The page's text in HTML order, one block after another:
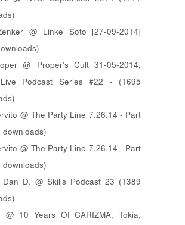
@ Linke Soto [27-09-2014]
@ Proper's Cult 31-05-2014,
Podcast Series #22 - (1695
@ The Party Line 7.26.14 - Part
downloads)
@ The Party Line 7.26.14 - Part
downloads)
Dan D. @ Skills Podcast 23 (1389
@ 10 Years Of CARIZMA, Tokia,